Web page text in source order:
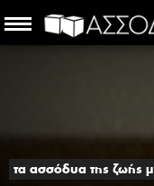
τα ασσόδυα της ζωής